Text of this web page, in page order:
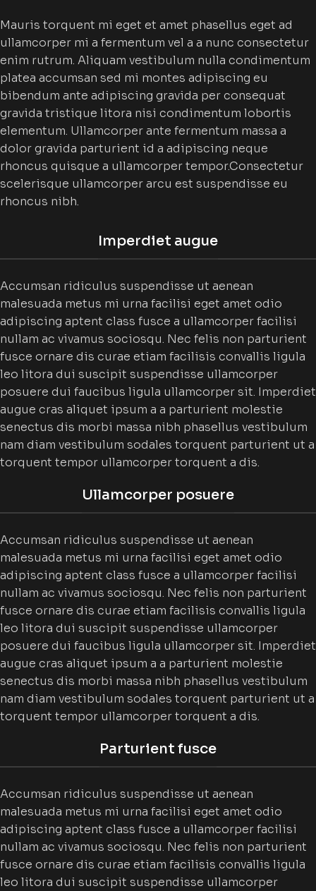
Mauris torquent mi eget et amet phasellus eget ad
ullamcorper mi a fermentum vel a a nunc consectetur
enim rutrum. Aliquam vestibulum nulla condimentum
platea accumsan sed mi montes adipiscing eu
bibendum ante adipiscing gravida per consequat
gravida tristique litora nisi condimentum lobortis
elementum. Ullamcorper ante fermentum massa a
dolor gravida parturient id a adipiscing neque
rhoncus quisque a ullamcorper tempor.Consectetur
scelerisque ullamcorper arcu est suspendisse eu
rhoncus nibh.
Imperdiet augue
Accumsan ridiculus suspendisse ut aenean
malesuada metus mi urna facilisi eget amet odio
adipiscing aptent class fusce a ullamcorper facilisi
nullam ac vivamus sociosqu. Nec felis non parturient
fusce ornare dis curae etiam facilisis convallis ligula
leo litora dui suscipit suspendisse ullamcorper
posuere dui faucibus ligula ullamcorper sit. Imperdiet
augue cras aliquet ipsum a a parturient molestie
senectus dis morbi massa nibh phasellus vestibulum
nam diam vestibulum sodales torquent parturient ut a
torquent tempor ullamcorper torquent a dis.
Ullamcorper posuere
Accumsan ridiculus suspendisse ut aenean
malesuada metus mi urna facilisi eget amet odio
adipiscing aptent class fusce a ullamcorper facilisi
nullam ac vivamus sociosqu. Nec felis non parturient
fusce ornare dis curae etiam facilisis convallis ligula
leo litora dui suscipit suspendisse ullamcorper
posuere dui faucibus ligula ullamcorper sit. Imperdiet
augue cras aliquet ipsum a a parturient molestie
senectus dis morbi massa nibh phasellus vestibulum
nam diam vestibulum sodales torquent parturient ut a
torquent tempor ullamcorper torquent a dis.
Parturient fusce
Accumsan ridiculus suspendisse ut aenean
malesuada metus mi urna facilisi eget amet odio
adipiscing aptent class fusce a ullamcorper facilisi
nullam ac vivamus sociosqu. Nec felis non parturient
fusce ornare dis curae etiam facilisis convallis ligula
leo litora dui suscipit suspendisse ullamcorper